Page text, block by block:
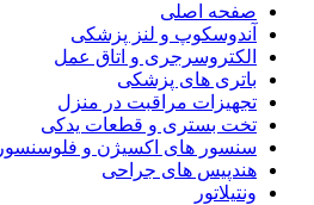
صفحه اصلی
آندوسکوپ و لنز پزشکی
الکتروسرجری و اتاق عمل
باتری های پزشکی
تجهیزات مراقبت در منزل
تخت بستری و قطعات یدکی
سنسور های اکسیژن و فلوسنسور
هندپیس های جراحی
ونتیلاتور